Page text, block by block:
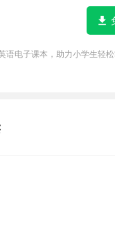
电子课本，助力小学生轻